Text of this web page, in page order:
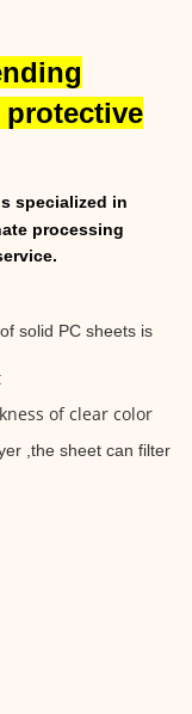
specialized in
processing
solid PC sheets is
of clear color
,the sheet can filter